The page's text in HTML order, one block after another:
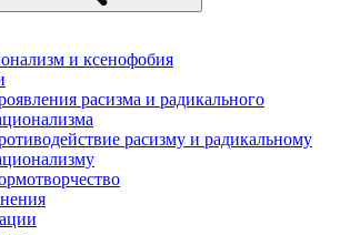
и ксенофобия
расизма и радикального
расизму и радикальному